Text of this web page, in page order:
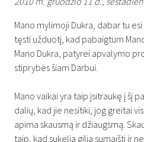
Mano mylimoji Dukra, dabar tu
tęsti užduotį, kad pabaigtum
Mano Dukra, patyrei apvalymo
stiprybės šiam Darbui.
Mano vaikai yra taip įsitraukę į šį
dalių, kad jie nesitiki, jog greitai
apima skausmą ir džiaugsmą.
taip, kad sukelia gilią sumaištį ir